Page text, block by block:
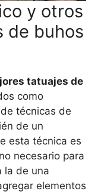
y otros
de buhos
tatuajes de
como
técnicas de
de un
esta técnica es
necesario para
la de una
elementos